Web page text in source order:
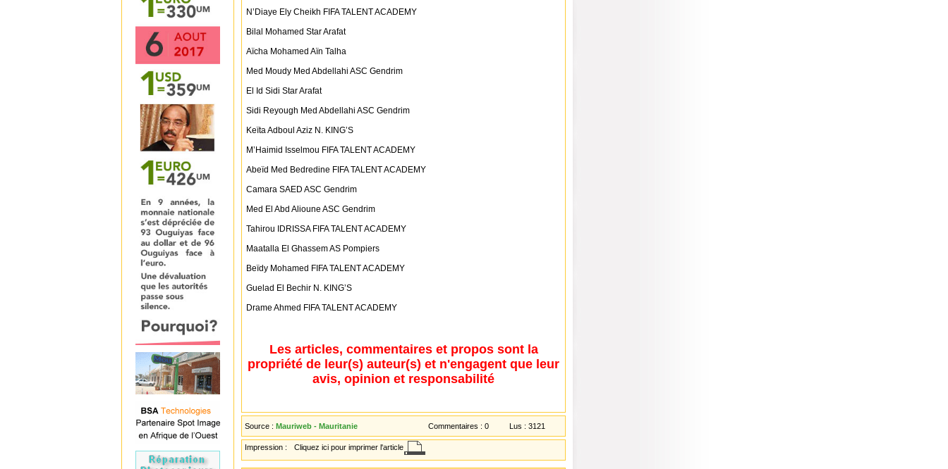
N’Diaye Ely Cheikh FIFA TALENT ACADEMY
Bilal Mohamed Star Arafat
Aïcha Mohamed Aïn Talha
Med Moudy Med Abdellahi ASC Gendrim
El Id Sidi Star Arafat
Sidi Reyough Med Abdellahi ASC Gendrim
Keïta Adboul Aziz N. KING’S
M’Haimid Isselmou FIFA TALENT ACADEMY
Abeïd Med Bedredine FIFA TALENT ACADEMY
Camara SAED ASC Gendrim
Med El Abd Alioune ASC Gendrim
Tahirou IDRISSA FIFA TALENT ACADEMY
Maatalla El Ghassem AS Pompiers
Beïdy Mohamed FIFA TALENT ACADEMY
Guelad El Bechir N. KING’S
Drame Ahmed FIFA TALENT ACADEMY
Les articles, commentaires et propos sont la
propriété de leur(s) auteur(s) et n'engagent que leur
avis, opinion et responsabilité
Source : Mauriweb - Mauritanie Commentaires : 0 Lus : 3121
Impression : Cliquez ici pour imprimer l'article